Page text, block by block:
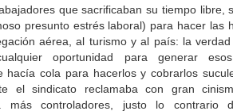
que sacrificaban su tiempo libre,
presunto estrés laboral) para hacer las
aérea, al turismo y al país: la
oportunidad para generar
hacía cola para hacerlos y cobrarlos
el sindicato reclamaba con gran
más controladores, justo lo contrario